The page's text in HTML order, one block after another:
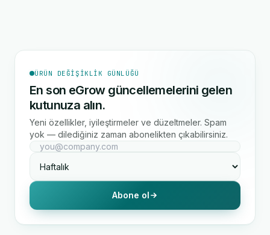
ÜRÜN DEĞIŞIKLIK GÜNLÜĞÜ
En son eGrow güncellemelerini gelen
kutunuza alın.
Yeni özellikler, iyileştirmeler ve düzeltmeler. Spam
yok — dilediğiniz zaman abonelikten çıkabilirsiniz.
Abone ol